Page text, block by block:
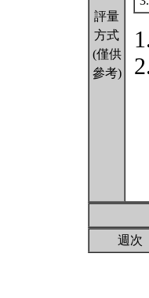
評量
方式
(僅供
參考)
週次